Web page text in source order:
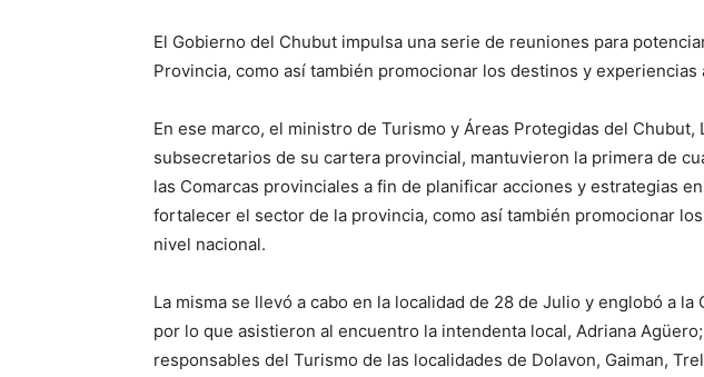
El Gobierno del Chubut impulsa una serie de reuniones para
Provincia, como así también promocionar los destinos y experiencias
En ese marco, el ministro de Turismo y Áreas Protegidas del Chubut,
subsecretarios de su cartera provincial, mantuvieron la primera de
las Comarcas provinciales a fin de planificar acciones y estrategias
fortalecer el sector de la provincia, como así también promocionar
nivel nacional.
La misma se llevó a cabo en la localidad de 28 de Julio y englobó a la
por lo que asistieron al encuentro la intendenta local, Adriana
responsables del Turismo de las localidades de Dolavon, Gaiman,